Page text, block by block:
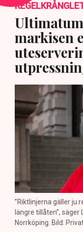
markisen
”Riktlinjerna gäller ju
längre tillåten”, säger
Norrköping. Bild: